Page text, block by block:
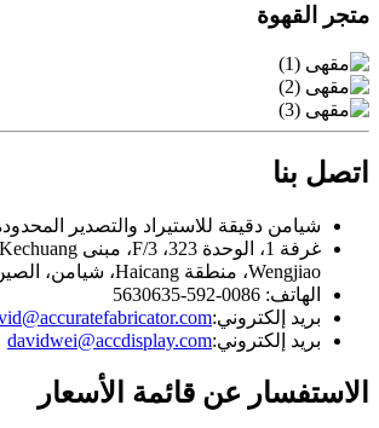
متجر القهوة
اتصل بنا
شيامن دقيقة للاستيراد والتصدير
Wengjiao، منطقة Haicang، شيامن، الصين
الهاتف: 0086-592-5630635
بريد إلكتروني:
بريد إلكتروني:davidwei@accdisplay.com
الاستفسار عن قائمة الأسعار